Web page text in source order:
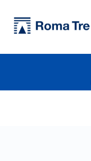
Prof.ssa ELISA DE ROBERTO - Università Roma Tre